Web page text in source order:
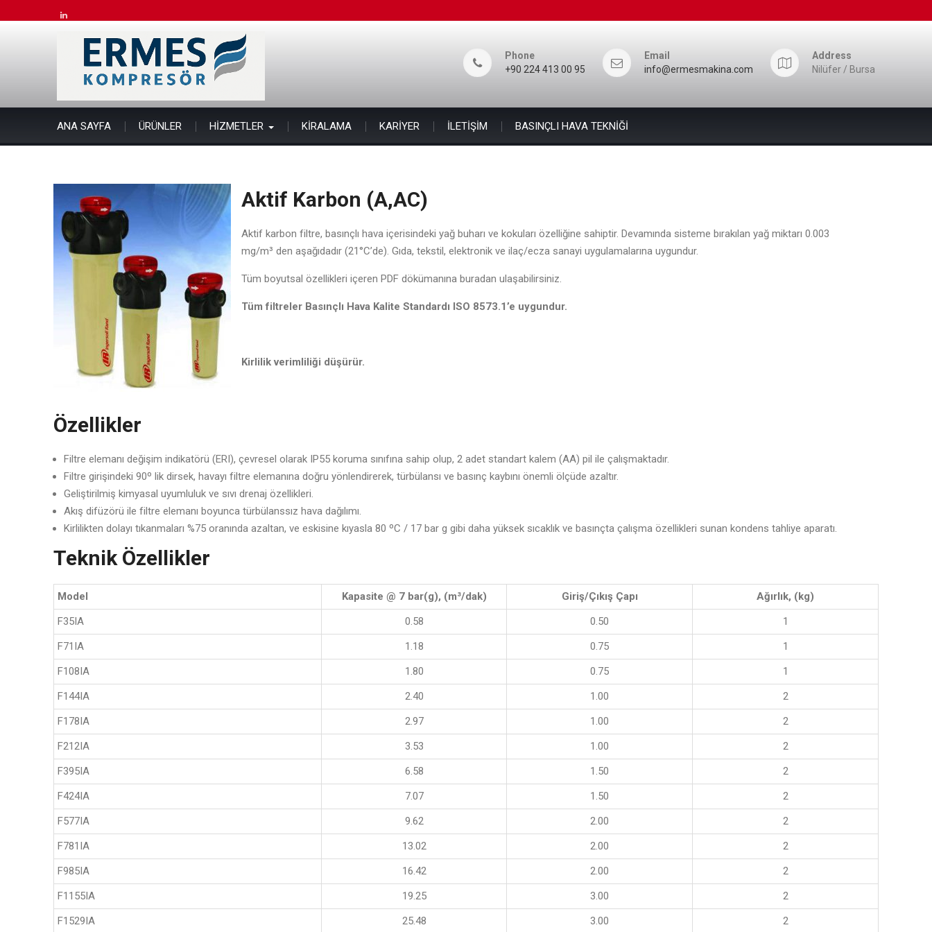
to
Phone
+90 224 413 00 95
Email
info@ermesmakina.com
Address
Nilüfer / Bursa
ANA SAYFA ÜRÜNLER HİZMETLER KİRALAMA KARİYER İLETİŞİM BASINÇLI HAVA TEKNİĞİ
Aktif Karbon (A,AC)
Aktif karbon filtre, basınçlı hava içerisindeki yağ buharı ve kokuları özelliğine sahiptir. Devamında sisteme bırakılan yağ miktarı 0.003
mg/m³ den aşağıdadır (21°C’de). Gıda, tekstil, elektronik ve ilaç/ecza sanayi uygulamalarına uygundur.
Tüm boyutsal özellikleri içeren PDF dökümanına buradan ulaşabilirsiniz.
Tüm filtreler Basınçlı Hava Kalite Standardı ISO 8573.1’e uygundur.
Kirlilik verimliliği düşürür.
Özellikler
Filtre elemanı değişim indikatörü (ERI), çevresel olarak IP55 koruma sınıfına sahip olup, 2 adet standart kalem (AA) pil ile çalışmaktadır.
Filtre girişindeki 90º lik dirsek, havayı filtre elemanına doğru yönlendirerek, türbülansı ve basınç kaybını önemli ölçüde azaltır.
Geliştirilmiş kimyasal uyumluluk ve sıvı drenaj özellikleri.
Akış difüzörü ile filtre elemanı boyunca türbülanssız hava dağılımı.
Kirlilikten dolayı tıkanmaları %75 oranında azaltan, ve eskisine kıyasla 80 ºC / 17 bar g gibi daha yüksek sıcaklık ve basınçta çalışma özellikleri sunan kondens tahliye aparatı.
Teknik Özellikler
Model Kapasite @ 7 bar(g), (m³/dak) Giriş/Çıkış Çapı
Ağırlık, (kg)
F35IA
0.58 0.50
1
F71IA
1.18 0.75
1
F108IA
1.80 0.75
1
F144IA
2.40 1.00
2
F178IA
2.97 1.00
2
F212IA
3.53 1.00
2
F395IA
6.58 1.50
2
F424IA
7.07 1.50
2
F577IA
9.62 2.00
2
F781IA
13.02 2.00
2
F985IA
16.42 2.00
2
F1155IA
19.25 3.00
2
F1529IA
25.48 3.00 2